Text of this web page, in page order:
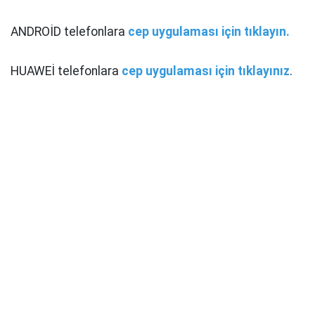
ANDROİD telefonlara cep uygulaması için tıklayın.
HUAWEİ telefonlara cep uygulaması için tıklayınız.